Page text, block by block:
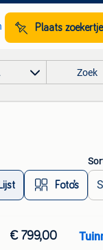
Plaats zoekertje
Zoek
Lijst Foto’s
€ 799,00